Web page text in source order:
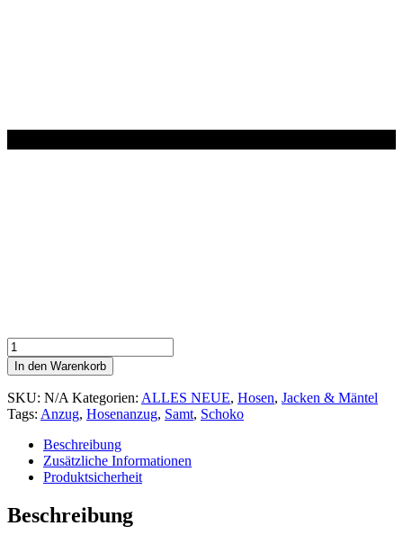
Hosenanzug
SCHOKO
SAMT
Menge
In den Warenkorb
SKU: N/A Kategorien: ALLES NEUE, Hosen, Jacken & Mäntel
Tags: Anzug, Hosenanzug, Samt, Schoko
Beschreibung
Zusätzliche Informationen
Produktsicherheit
Beschreibung